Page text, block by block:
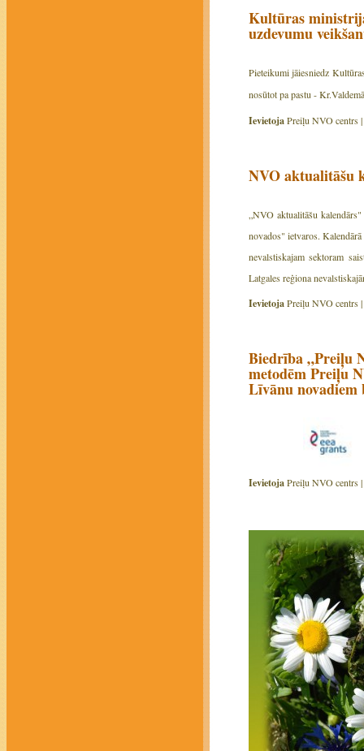
Kultūras
uzdevumu
Pieteikumi jāiesniedz
nosūtot pa pastu -
IevietojaPreiļu NVO centrs |
NVO aktualitāšu
„NVO aktualitāšu
novados" ietvaros.
nevalstiskajam sektoram
Latgales reģiona
IevietojaPreiļu NVO centrs |
Biedrība „Preiļu
metodēm Preiļu
Līvānu novadiem
IevietojaPreiļu NVO centrs |